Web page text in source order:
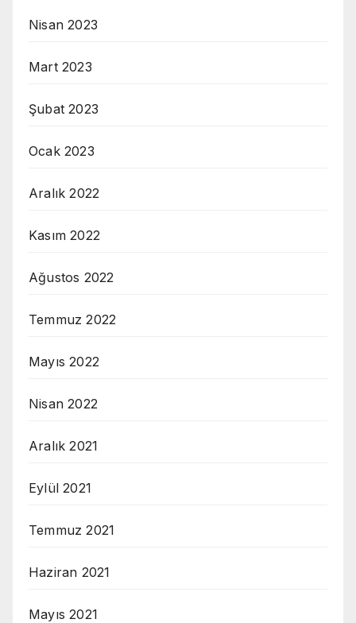
Nisan 2023
Mart 2023
Şubat 2023
Ocak 2023
Aralık 2022
Kasım 2022
Ağustos 2022
Temmuz 2022
Mayıs 2022
Nisan 2022
Aralık 2021
Eylül 2021
Temmuz 2021
Haziran 2021
Mayıs 2021